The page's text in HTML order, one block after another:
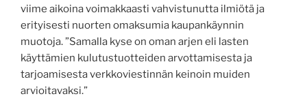
viime aikoina voimakkaasti vahvistunutta ilmiötä ja
erityisesti nuorten omaksumia kaupankäynnin
muotoja. ”Samalla kyse on oman arjen eli lasten
käyttämien kulutustuotteiden arvottamisesta ja
tarjoamisesta verkkoviestinnän keinoin muiden
arvioitavaksi.”